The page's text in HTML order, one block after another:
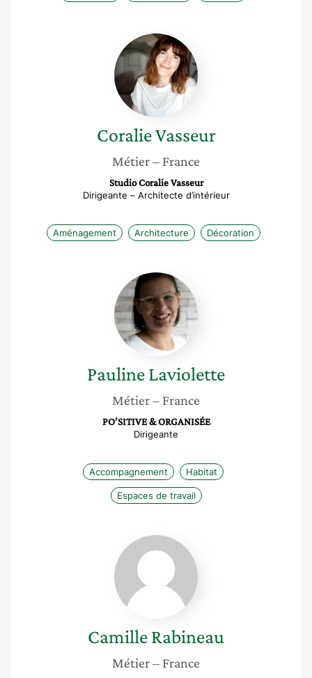
Coralie
Vasseur
CoralieVasseur
Métier– France
Studio Coralie Vasseur
Dirigeante – Architecte d’intérieur
Aménagement Architecture Décoration
Pauline
Laviolette
PaulineLaviolette
Métier– France
PO’SITIVE & ORGANISÉE
Dirigeante
Accompagnement Habitat
Espaces de travail
Camille
Rabineau
CamilleRabineau
Métier– France